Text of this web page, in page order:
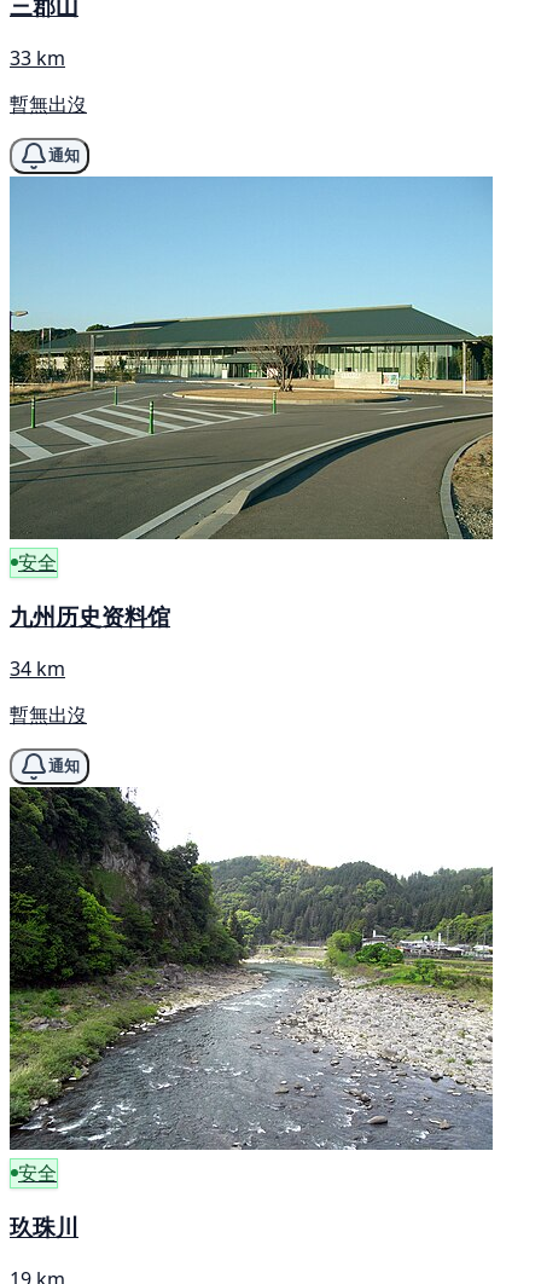
33 km
暫無出沒
通知
安全
九州历史资料馆
34 km
暫無出沒
通知
安全
玖珠川